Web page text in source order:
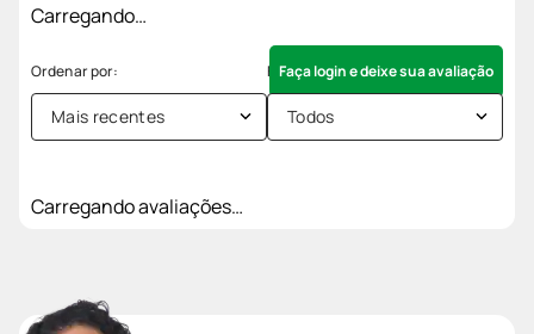
Carregando…
Faça login e deixe sua avaliação
Mais recentes Todos
Carregando avaliações…